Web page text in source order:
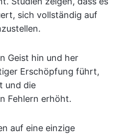
sich vollständig auf
Geist hin und her
Erschöpfung führt,
und die
Fehlern erhöht.
auf eine einzige